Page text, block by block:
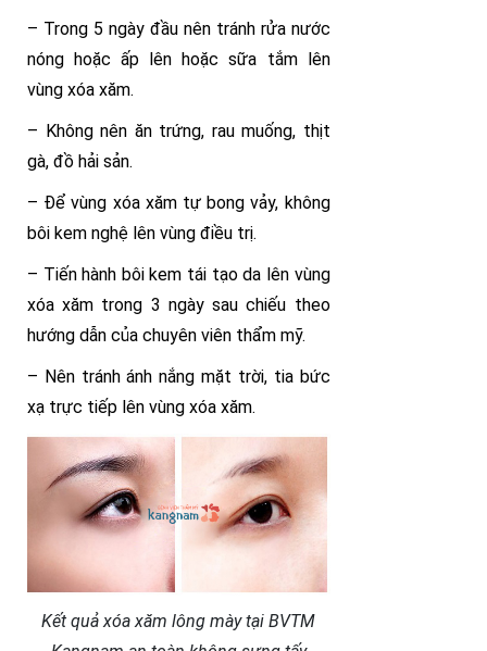
– Trong 5 ngày đầu nên tránh rửa nước
nóng hoặc ấp lên hoặc sữa tắm lên
vùng xóa xăm.
– Không nên ăn trứng, rau muống, thịt
gà, đồ hải sản.
– Để vùng xóa xăm tự bong vảy, không
bôi kem nghệ lên vùng điều trị.
– Tiến hành bôi kem tái tạo da lên vùng
xóa xăm trong 3 ngày sau chiếu theo
hướng dẫn của chuyên viên thẩm mỹ.
– Nên tránh ánh nắng mặt trời, tia bức
xạ trực tiếp lên vùng xóa xăm.
Kết quả xóa xăm lông mày tại BVTM